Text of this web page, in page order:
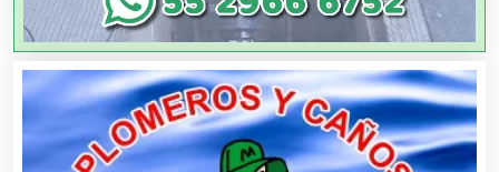
Artículos Importados